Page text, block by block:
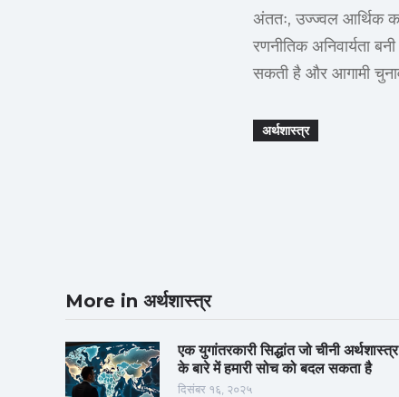
अंततः, उज्ज्वल आर्थिक
रणनीतिक अनिवार्यता
सकती है और आगामी
अर्थशास्त्र
More in अर्थशास्त्र
एक युगांतरकारी सिद्धांत जो चीनी अर्थशास्त्र
के बारे में हमारी सोच को बदल सकता है
दिसंबर १६, २०२५